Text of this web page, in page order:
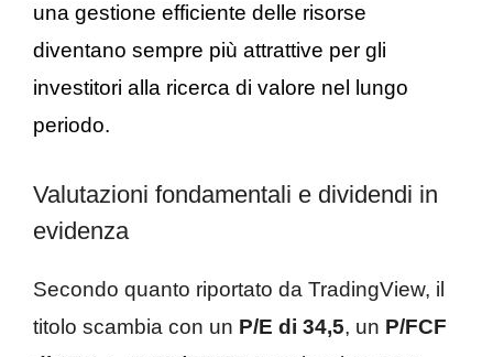
una gestione efficiente delle risorse
diventano sempre più attrattive per gli
investitori alla ricerca di valore nel lungo
periodo.
Valutazioni fondamentali e dividendi in
evidenza
Secondo quanto riportato da TradingView, il
titolo scambia con un P/E di 34,5, un P/FCF